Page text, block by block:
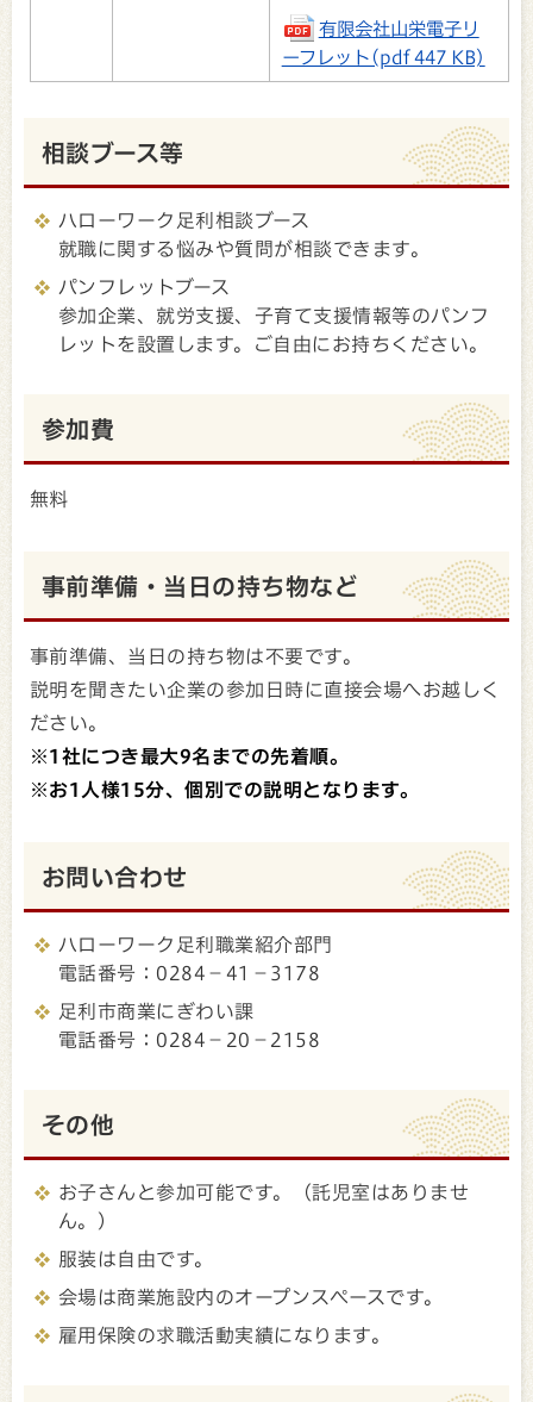
有限会社山栄電子リ
ーフレット(pdf 447 KB)
相談ブース等
ハローワーク足利相談ブース
就職に関する悩みや質問が相談できます。
パンフレットブース
参加企業、就労支援、子育て支援情報等のパンフ
レットを設置します。ご自由にお持ちください。
参加費
無料
事前準備・当日の持ち物など
事前準備、当日の持ち物は不要です。
説明を聞きたい企業の参加日時に直接会場へお越しく
ださい。
※1社につき最大9名までの先着順。
※お1人様15分、個別での説明となります。
お問い合わせ
ハローワーク足利職業紹介部門
電話番号：0284－41－3178
足利市商業にぎわい課
電話番号：0284－20－2158
その他
お子さんと参加可能です。（託児室はありませ
ん。）
服装は自由です。
会場は商業施設内のオープンスペースです。
雇用保険の求職活動実績になります。